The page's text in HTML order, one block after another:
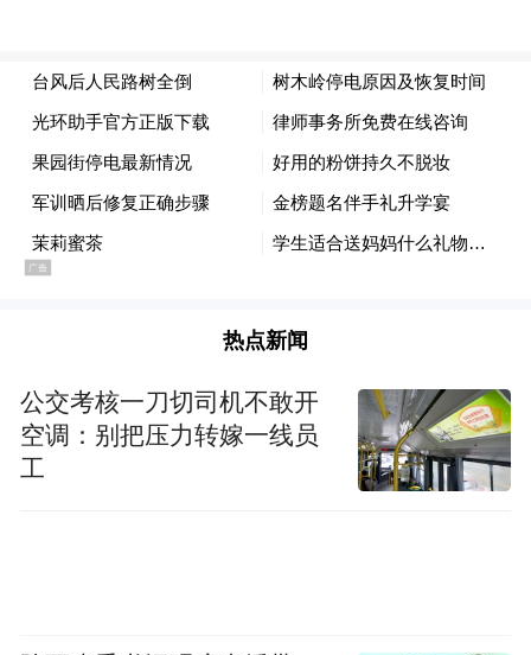
热点新闻
公交考核一刀切司机不敢开
空调：别把压力转嫁一线员
工